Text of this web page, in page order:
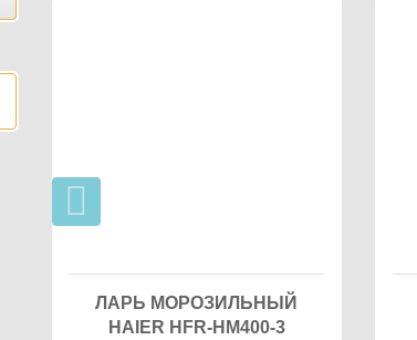
ЛАРЬ МОРОЗИЛЬНЫЙ
HAIER HFR-HM400-3